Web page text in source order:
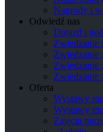
Nagrody i
Odwiedź nas
Dojazd i
Zwiedzanie
Zwiedzanie
Zwiedzanie
Zwiedzanie
Oferta
Wystawy
Wystawy
Zajęcia